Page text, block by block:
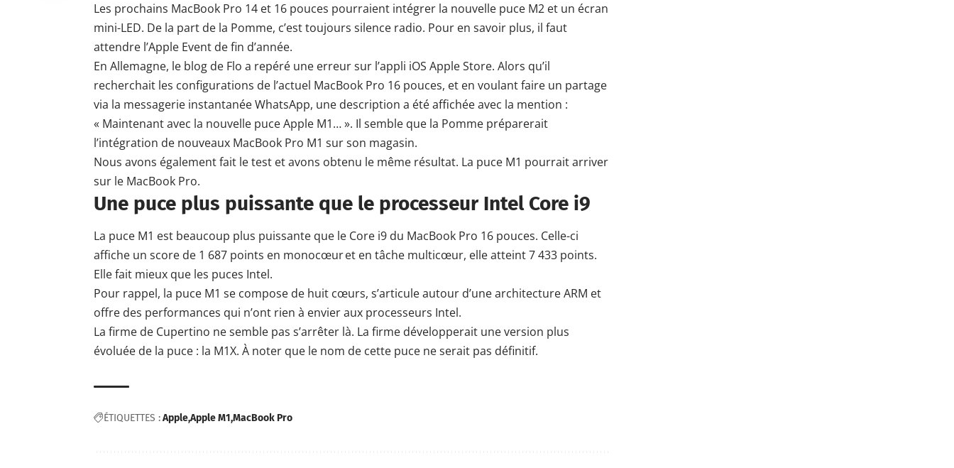
Les prochains MacBook Pro 14 et 16 pouces pourraient intégrer la nouvelle puce M2 et un écran
mini-LED. De la part de la Pomme, c’est toujours silence radio. Pour en savoir plus, il faut
attendre l’Apple Event de fin d’année.
En Allemagne, le blog de Flo a repéré une erreur sur l’appli iOS AppleStore. Alors qu’il
recherchait les configurations de l’actuel MacBook Pro 16 pouces, et en voulant faire un partage
via la messagerie instantanée WhatsApp, une description a été affichée avec la mention :
« Maintenant avec la nouvelle puce Apple M1… ». Il semble que la Pomme préparerait
l’intégration de nouveaux MacBook Pro M1 sur son magasin.
Nous avons également fait le test et avons obtenu le même résultat. La puce M1 pourrait arriver
sur le MacBook Pro.
Une puce plus puissante que le processeur Intel Core i9
La puce M1 est beaucoup plus puissante que le Core i9 du MacBook Pro 16 pouces. Celle-ci
affiche un score de 1 687 points en monocœur et en tâche multicœur, elle atteint 7 433 points.
Elle fait mieux que les puces Intel.
Pour rappel, la puce M1 se compose de huit cœurs, s’articule autour d’une architecture ARM et
offre des performances qui n’ont rien à envier aux processeurs Intel.
La firme de Cupertino ne semble pas s’arrêter là. La firme développerait une version plus
évoluée de la puce : la M1X. À noter que le nom de cette puce ne serait pas définitif.
ÉTIQUETTES :AppleApple M1 MacBook Pro